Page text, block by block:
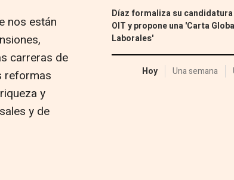
nos están
carreras de
reformas
y
y de
Díaz formaliza su
OIT y propone una 'Carta
Laborales'
Hoy Una semana